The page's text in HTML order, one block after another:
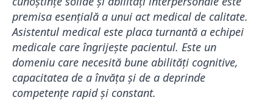
premisa esențială a unui act medical de calitate.
Asistentul medical este placa turnantă a echipei
medicale care îngrijește pacientul. Este un
domeniu care necesită bune abilități cognitive,
capacitatea de a învăța și de a deprinde
competențe rapid și constant.